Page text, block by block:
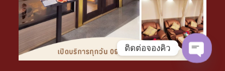
ติดต่อจองคิว